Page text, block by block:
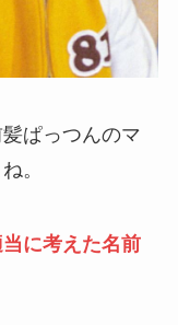
ぱっつんのマ
。
に考えた名前